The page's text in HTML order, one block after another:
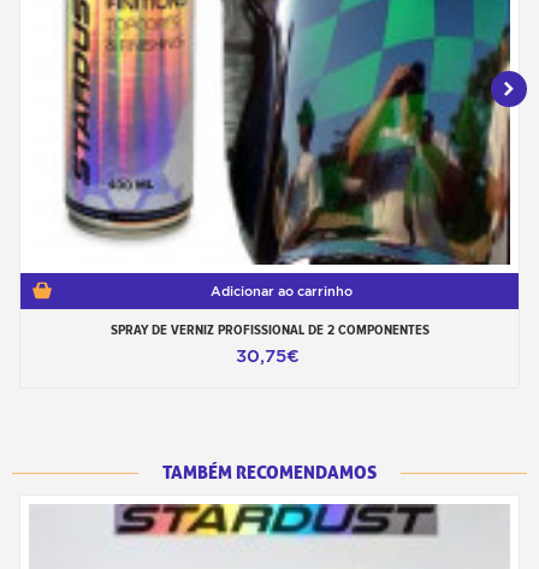
Adicionar ao carrinho
SPRAY DE VERNIZ PROFISSIONAL DE 2 COMPONENTES
30,75€
TAMBÉM RECOMENDAMOS